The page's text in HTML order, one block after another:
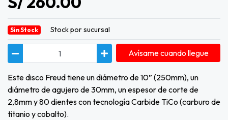
Sin Stock Stock por sucursal
Avísame cuando llegue
Este disco Freud tiene un diámetro de 10” (250mm), un
diámetro de agujero de 30mm, un espesor de corte de
2,8mm y 80 dientes con tecnología Carbide TiCo (carburo de
titanio y cobalto).